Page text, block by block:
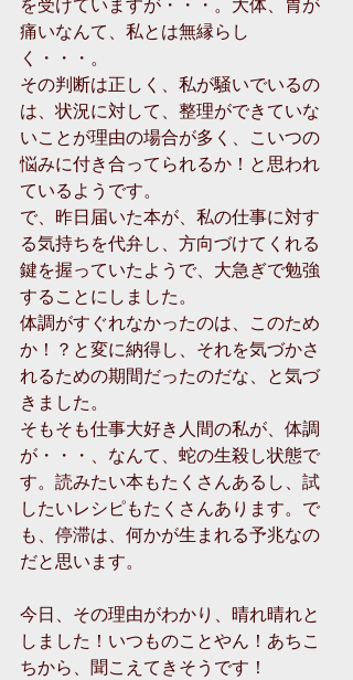
痛いなんて、私とは無縁らし
く・・・。
その判断は正しく、私が騒いでいるの
は、状況に対して、整理ができていな
いことが理由の場合が多く、こいつの
悩みに付き合ってられるか！と思われ
ているようです。
で、昨日届いた本が、私の仕事に対す
る気持ちを代弁し、方向づけてくれる
鍵を握っていたようで、大急ぎで勉強
することにしました。
体調がすぐれなかったのは、このため
か！？と変に納得し、それを気づかさ
れるための期間だったのだな、と気づ
きました。
そもそも仕事大好き人間の私が、体調
が・・・、なんて、蛇の生殺し状態で
す。読みたい本もたくさんあるし、試
したいレシピもたくさんあります。で
も、停滞は、何かが生まれる予兆なの
だと思います。
今日、その理由がわかり、晴れ晴れと
しました！いつものことやん！あちこ
ちから、聞こえてきそうです！